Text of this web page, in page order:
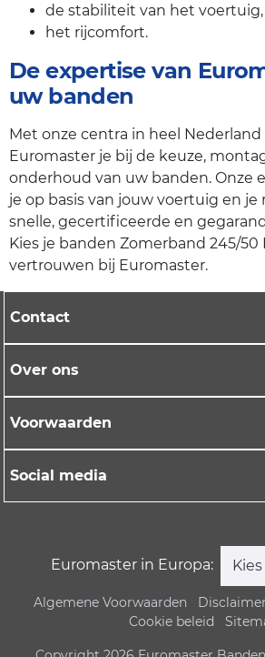
de stabiliteit van het voertuig,
het rijcomfort.
De expertise van
uw banden
Met onze centra in heel
Euromaster je bij de keuze,
onderhoud van uw banden. Onze
je op basis van jouw voertuig en je
snelle, gecertificeerde en
Kies je banden Zomerband 245/50
vertrouwen bij Euromaster.
Contact
Over ons
Voorwaarden
Social media
Euromaster in Europa:
Algemene Voorwaarden Disclaimer
Cookie beleid